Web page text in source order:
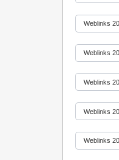
Weblinks
Weblinks
Weblinks
Weblinks
Weblinks